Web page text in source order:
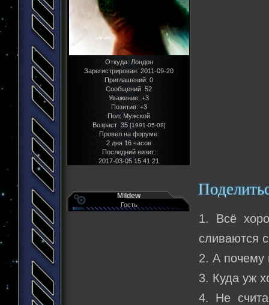
Откуда: Лондон
Зарегистрирован: 2011-09-20
Приглашений: 0
Сообщений: 52
Уважение: +3
Позитив: +3
Пол: Мужской
Возраст: 35 [1991-05-08]
Провел на форуме:
2 дня 16 часов
Последний визит:
2017-03-05 15:41:21
Mildew
Гость
1. Всё
сливаются
2. А почему
3. Куда уж
4. Не